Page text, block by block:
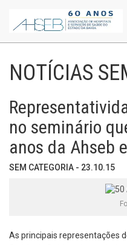
NOTÍCIAS
no seminário
anos da Ahseb
SEM CATEGORIA - 23.10.15
As principais representações